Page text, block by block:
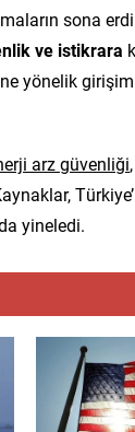
sona
ve istikrara
yönelik
arz güvenliği
yineledi.